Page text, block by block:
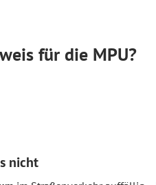
für die MPU?
nicht